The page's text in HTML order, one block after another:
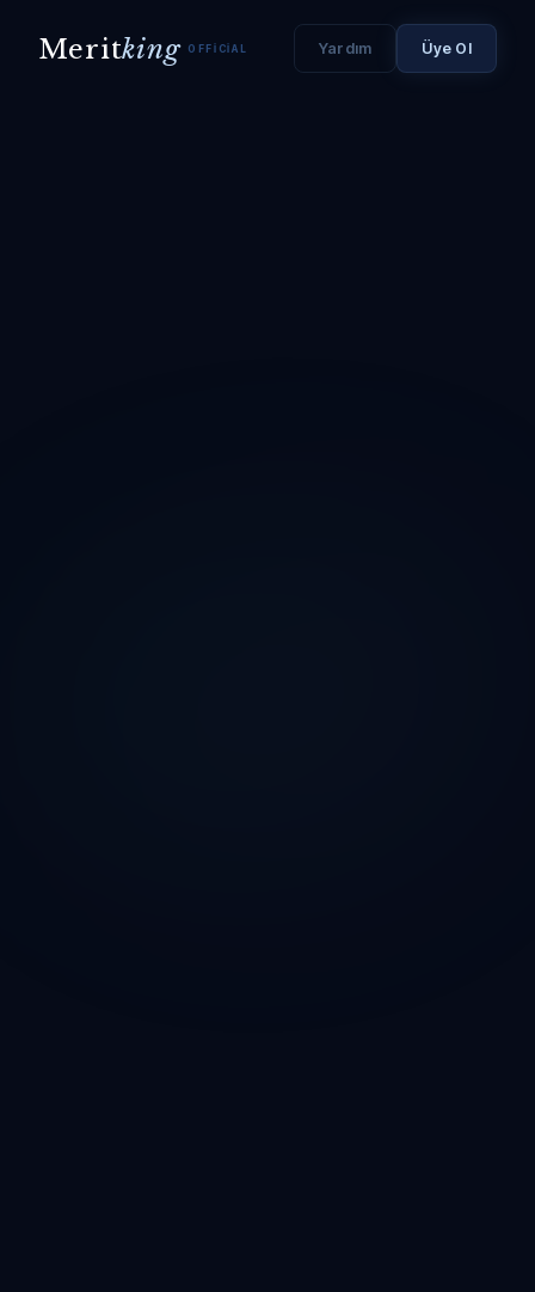
Meritking OFFICIAL Yardım Üye Ol